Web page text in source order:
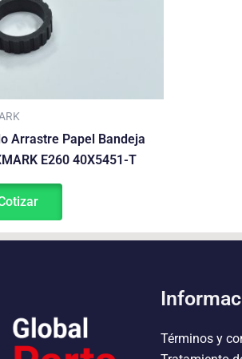
Arrastre Papel Bandeja
E260 40X5451-T
Términos y